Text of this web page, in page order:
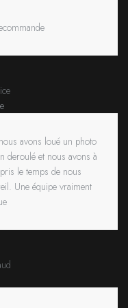
avons loué un photo
deroulé et nous avons à
le temps de nous
Une équipe vraiment